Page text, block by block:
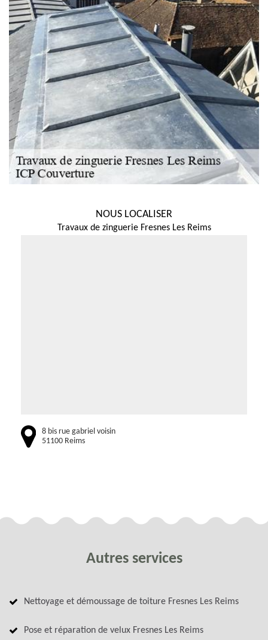
NOUS LOCALISER
Travaux de zinguerie Fresnes Les Reims
8 bis rue gabriel voisin
51100 Reims
Autres services
Nettoyage et démoussage de toiture Fresnes Les Reims
Pose et réparation de velux Fresnes Les Reims